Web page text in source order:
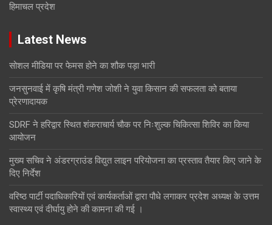
हिमाचल प्रदेश
Latest News
सोशल मीडिया पर फेमस होने का शौक पड़ा भारी
जनसुनवाई में कृषि मंत्री गणेश जोशी ने युवा किसान की सफलता को बताया
प्रेरणादायक
SDRF ने हरिद्वार स्थित शंकराचार्य चौक पर निःशुल्क चिकित्सा शिविर का किया
आयोजन
मुख्य सचिव ने अंडरग्राउंड विद्युत लाइन परियोजना का प्रस्ताव तैयार किए जाने के
दिए निर्देश
वरिष्ठ पार्टी पदाधिकारियों एवं कार्यकर्ताओं द्वारा पौधे लगाकर प्रदेश अध्यक्ष के उत्तम
स्वास्थ्य एवं दीर्घायु होने की कामना की गई ।